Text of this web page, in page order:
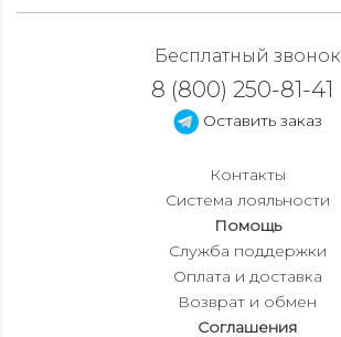
Бесплатный звонок
8 (800) 250-81-41
Оставить заказ
Контакты
Система лояльности
Помощь
Служба поддержки
Оплата и доставка
Возврат и обмен
Соглашения